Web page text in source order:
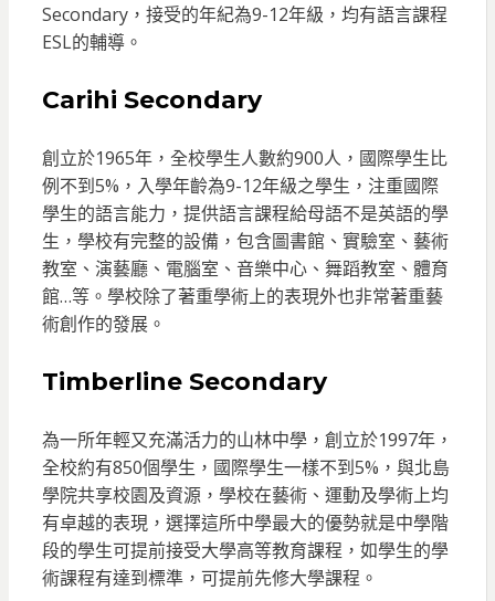
Secondary，接受的年紀為9-12年級，均有語言課程
ESL的輔導。
Carihi Secondary
創立於1965年，全校學生人數約900人，國際學生比
例不到5%，入學年齡為9-12年級之學生，注重國際
學生的語言能力，提供語言課程給母語不是英語的學
生，學校有完整的設備，包含圖書館、實驗室、藝術
教室、演藝廳、電腦室、音樂中心、舞蹈教室、體育
館…等。學校除了著重學術上的表現外也非常著重藝
術創作的發展。
Timberline Secondary
為一所年輕又充滿活力的山林中學，創立於1997年，
全校約有850個學生，國際學生一樣不到5%，與北島
學院共享校園及資源，學校在藝術、運動及學術上均
有卓越的表現，選擇這所中學最大的優勢就是中學階
段的學生可提前接受大學高等教育課程，如學生的學
術課程有達到標準，可提前先修大學課程。